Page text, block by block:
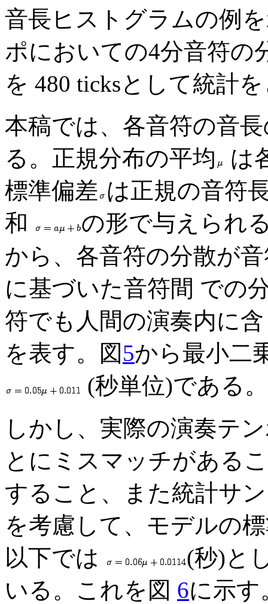
音長ヒストグラムの例
ポにおいての4分音符の
を 480 ticksとして統計
本稿では、各音符の音
る。正規分布の平均
は
標準偏差 は正規の音符
和
の形で与えられ
から、各音符の分散が
に基づいた音符間 での
符でも人間の演奏内に
を表す。図5から最小二
(秒単位)である。
しかし、実際の演奏テ
とにミスマッチがある
すること、また統計サ
を考慮して、モデルの
以下では
(秒)と
いる。これを図 6に示す